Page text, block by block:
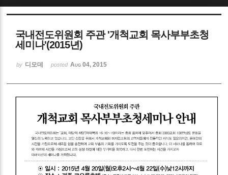
국내전도위원회 주관 '개척교회 목사부부초청
세미나'(2015년)
by 디모데 posted Aug 04, 2015
Sketchbook5, 스케치북5
Sketchbook5, 스케치북5